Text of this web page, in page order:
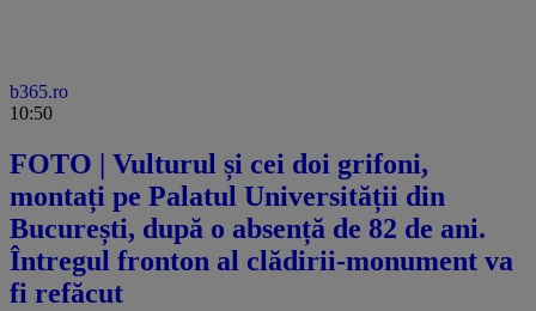
b365.ro
10:50
FOTO | Vulturul și cei doi grifoni,
montați pe Palatul Universității din
București, după o absență de 82 de ani.
Întregul fronton al clădirii-monument va
fi refăcut